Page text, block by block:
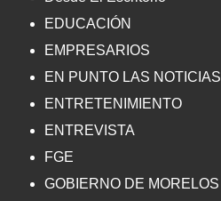
EDUCACIÓN
EMPRESARIOS
EN PUNTO LAS NOTICIAS
ENTRETENIMIENTO
ENTREVISTA
FGE
GOBIERNO DE MORELOS